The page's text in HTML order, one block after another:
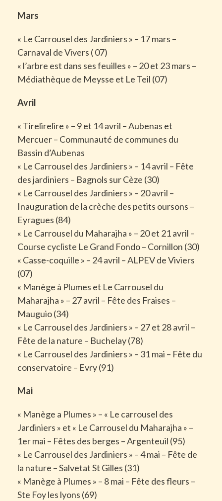
Mars
« Le Carrousel des Jardiniers » – 17 mars –
Carnaval de Vivers ( 07)
« l’arbre est dans ses feuilles » – 20 et 23 mars –
Médiathèque de Meysse et Le Teil (07)
Avril
« Tirelirelire » – 9 et 14 avril – Aubenas et
Mercuer – Communauté de communes du
Bassin d’Aubenas
« Le Carrousel des Jardiniers » – 14 avril – Fête
des jardiniers – Bagnols sur Cèze (30)
« Le Carrousel des Jardiniers » – 20 avril –
Inauguration de la crèche des petits oursons –
Eyragues (84)
« Le Carrousel du Maharajha » – 20 et 21 avril –
Course cycliste Le Grand Fondo – Cornillon (30)
« Casse-coquille » – 24 avril – ALPEV de Viviers
(07)
« Manège à Plumes et Le Carrousel du
Maharajha » – 27 avril – Fête des Fraises –
Mauguio (34)
« Le Carrousel des Jardiniers » – 27 et 28 avril –
Fête de la nature – Buchelay (78)
« Le Carrousel des Jardiniers » – 31 mai – Fête du
conservatoire – Evry (91)
Mai
« Manège a Plumes » – « Le carrousel des
Jardiniers » et « Le Carrousel du Maharajha » –
1er mai – Fêtes des berges – Argenteuil (95)
« Le Carrousel des Jardiniers » – 4 mai – Fête de
la nature – Salvetat St Gilles (31)
« Manège à Plumes » – 8 mai – Fête des fleurs –
Ste Foy les lyons (69)